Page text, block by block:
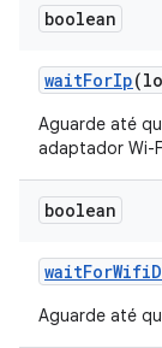
boolean
waitForIp
Aguarde até
adaptador Wi-
boolean
waitForWifi
Aguarde até